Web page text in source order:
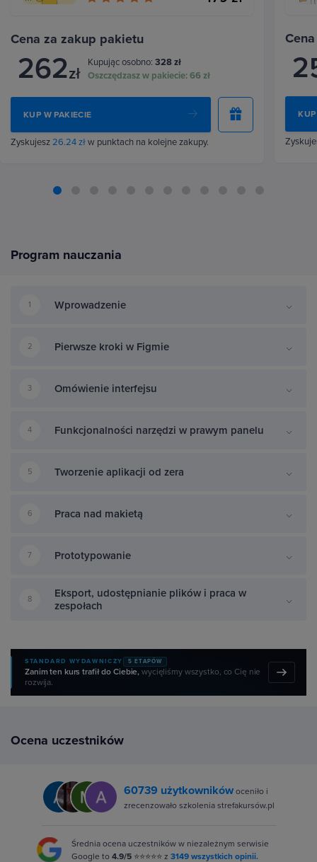
Cena za zakup pakietu
262zł
Kupując osobno: 328 zł
Oszczędzasz w pakiecie:66 zł
KUP W PAKIECIE
Zyskujesz26.24 złw punktach na kolejne zakupy.
Program nauczania
1 Wprowadzenie
2 Pierwsze kroki w Figmie
3 Omówienie interfejsu
4 Funkcjonalności narzędzi w prawym panelu
5 Tworzenie aplikacji od zera
6 Praca nad makietą
7 Prototypowanie
8
Eksport, udostępnianie plików i praca w
zespołach
STANDARD WYDAWNICZY 5 ETAPÓW
Zanim ten kurs trafił do Ciebie,wycięliśmy wszystko, co Cię nie
rozwija.
Ocena uczestników
60739 użytkownikówoceniło i
zrecenzowało szkolenia strefakursów.pl
Średnia ocena uczestników w niezależnym serwisie
Google to 4.9/5 ⭐⭐⭐⭐⭐ z 3149 wszystkich opinii.